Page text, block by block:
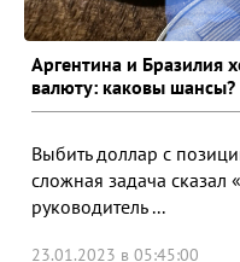
Аргентина и Бразилия
валюту: каковы шансы?
Выбить доллар с
сложная задача сказал
руководитель ...
23.01.2023 в 05:45:00